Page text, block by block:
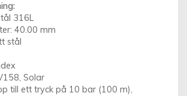
316L
40.00 mm
stål
Solar
till ett tryck på 10 bar (100 m),